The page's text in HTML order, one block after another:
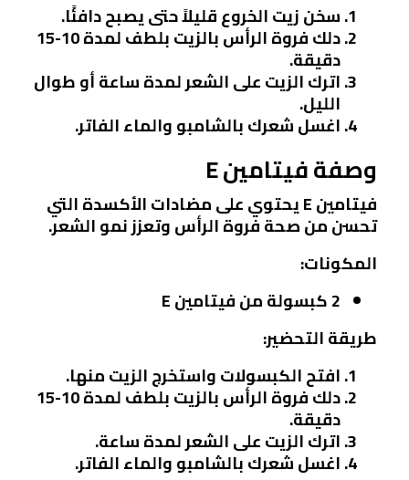
سخن زيت الخروع قليلاً حتى يصبح دافئًا.
دلك فروة الرأس بالزيت بلطف لمدة 10-15
دقيقة.
اترك الزيت على الشعر لمدة ساعة أو طوال
الليل.
اغسل شعرك بالشامبو والماء الفاتر.
وصفة فيتامين E
فيتامين E يحتوي على مضادات الأكسدة التي
تحسن من صحة فروة الرأس وتعزز نمو الشعر.
المكونات:
2 كبسولة من فيتامين E
طريقة التحضير:
افتح الكبسولات واستخرج الزيت منها.
دلك فروة الرأس بالزيت بلطف لمدة 10-15
دقيقة.
اترك الزيت على الشعر لمدة ساعة.
اغسل شعرك بالشامبو والماء الفاتر.